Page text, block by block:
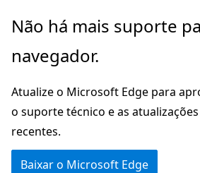
Pular
o
principal
Não há mais suporte
navegador.
Atualize o Microsoft Edge para
o suporte técnico e as
recentes.
Baixar o Microsoft Edge